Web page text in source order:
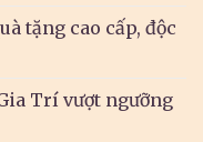
tặng cao cấp, độc
Trí vượt ngưỡng